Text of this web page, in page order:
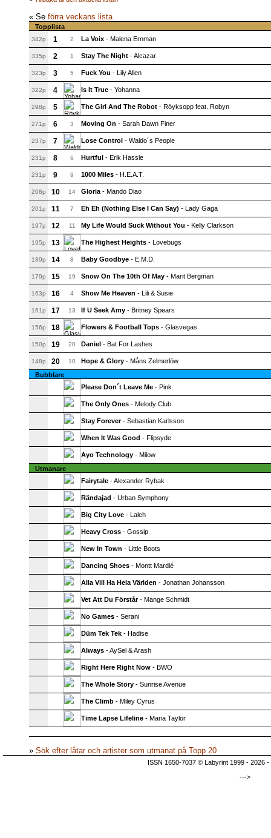
« Se förra veckans lista
Topplista
342p 1 2 La Voix - Malena Ernman
335p 2 1 Stay The Night - Alcazar
323p 3 5 Fuck You - Lily Allen
322p 4 Is It True - Yohanna
298p 5 The Girl And The Robot - Röyksopp feat. Robyn
271p 6 3 Moving On - Sarah Dawn Finer
237p 7 Lose Control - Waldo´s People
231p 8 6 Hurtful - Erik Hassle
231p 9 9 1000 Miles - H.E.A.T.
208p 10 14 Gloria - Mando Diao
201p 11 7 Eh Eh (Nothing Else I Can Say) - Lady Gaga
197p 12 11 My Life Would Suck Without You - Kelly Clarkson
195p 13 The Highest Heights - Lovebugs
189p 14 8 Baby Goodbye - E.M.D.
179p 15 19 Snow On The 10th Of May - Marit Bergman
163p 16 4 Show Me Heaven - Lili & Susie
161p 17 13 If U Seek Amy - Britney Spears
156p 18 Flowers & Football Tops - Glasvegas
150p 19 20 Daniel - Bat For Lashes
148p 20 10 Hope & Glory - Måns Zelmerlöw
Bubblare
Please Don´t Leave Me - Pink
The Only Ones - Melody Club
Stay Forever- Sebastian Karlsson
When It Was Good - Flipsyde
Ayo Technology - Milow
Utmanare
Fairytale - Alexander Rybak
Rändajad - Urban Symphony
Big City Love - Laleh
Heavy Cross - Gossip
New In Town - Little Boots
Dancing Shoes - Montt Mardié
Alla Vill Ha Hela Världen - Jonathan Johansson
Vet Att Du Förstår- Mange Schmidt
No Games - Serani
Düm Tek Tek - Hadise
Always - AySel & Arash
Right Here Right Now - BWO
The Whole Story - Sunrise Avenue
The Climb - Miley Cyrus
Time Lapse Lifeline - Maria Taylor
» Sök efter låtar och artister som utmanat på Topp 20
ISSN 1650-7037 © Labyrint 1999 - 2026 -
--->